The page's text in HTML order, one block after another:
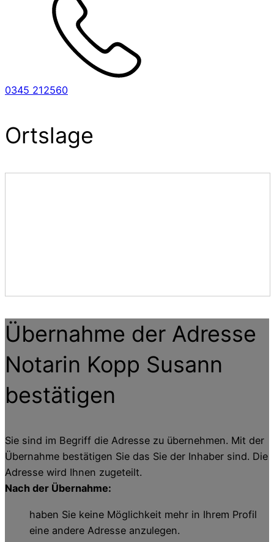
0345 212560
Ortslage
Übernahme der Adresse
Notarin Kopp Susann
bestätigen
Sie sind im Begriff die Adresse zu übernehmen. Mit der
Übernahme bestätigen Sie das Sie der Inhaber sind. Die
Adresse wird Ihnen zugeteilt.
Nach der Übernahme:
haben Sie keine Möglichkeit mehr in Ihrem Profil
eine andere Adresse anzulegen.